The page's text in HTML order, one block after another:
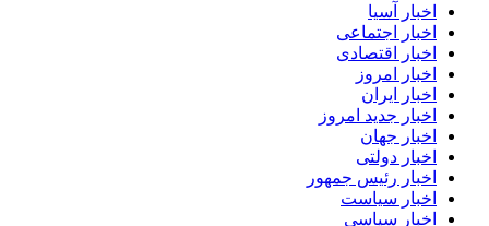
اخبار آسیا
اخبار اجتماعی
اخبار اقتصادی
اخبار امروز
اخبار ایران
اخبار جدید امروز
اخبار جهان
اخبار دولتی
اخبار رئیس جمهور
اخبار سیاست
اخبار سیاسی